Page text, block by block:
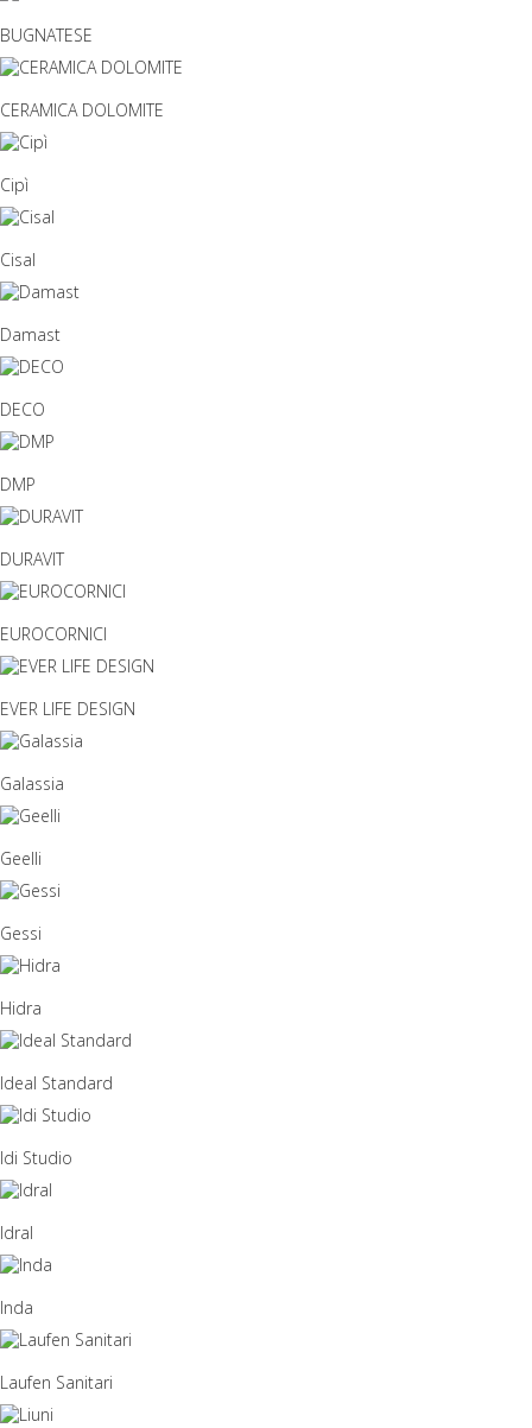
BUGNATESE
CERAMICA DOLOMITE
Cipì
Cisal
Damast
DECO
DMP
DURAVIT
EUROCORNICI
EVER LIFE DESIGN
Galassia
Geelli
Gessi
Hidra
Ideal Standard
Idi Studio
Idral
Inda
Laufen Sanitari